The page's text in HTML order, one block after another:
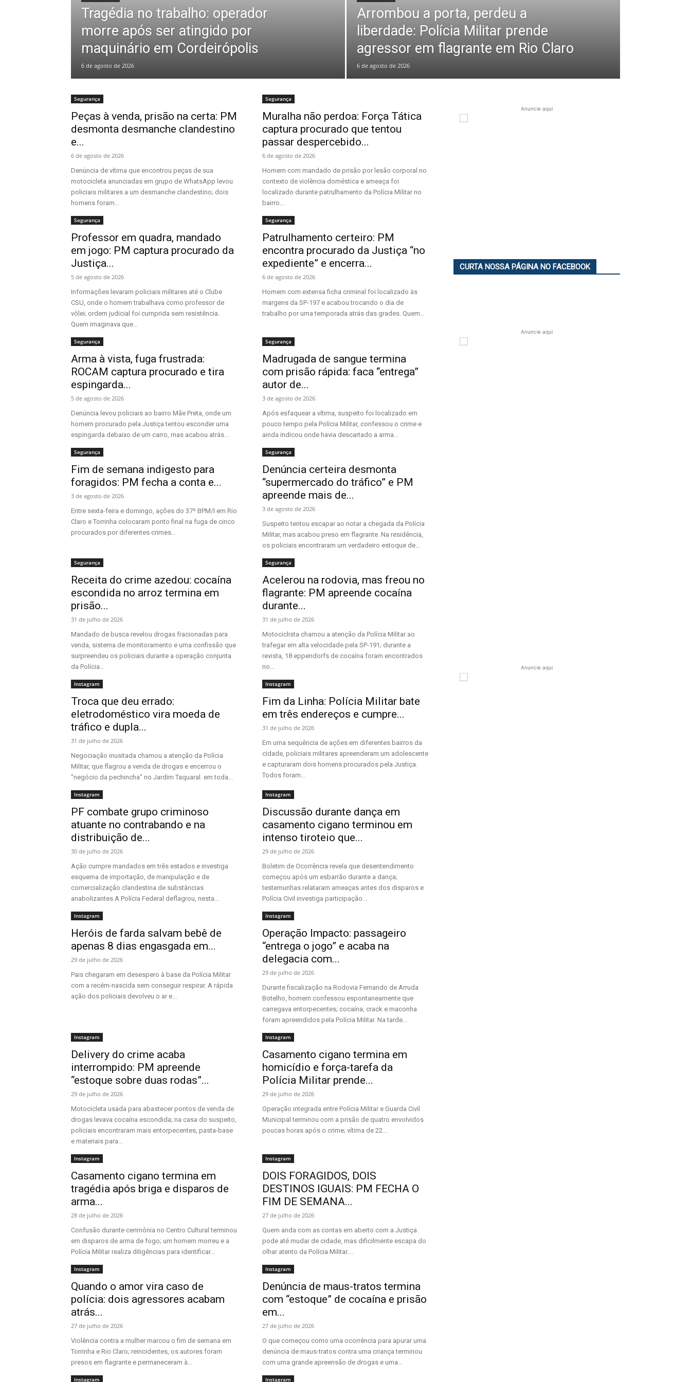
Tragédia no trabalho: operador
morre após ser atingido por
maquinário em Cordeirópolis
6 de agosto de 2026
Arrombou a porta, perdeu a
liberdade: Polícia Militar prende
agressor em flagrante em Rio Claro
6 de agosto de 2026
Segurança
Peças à venda, prisão na certa: PM
desmonta desmanche clandestino
e...
6 de agosto de 2026
Denúncia de vítima que encontrou peças de sua
motocicleta anunciadas em grupo de WhatsApp levou
policiais militares a um desmanche clandestino; dois
homens foram...
Segurança
Muralha não perdoa: Força Tática
captura procurado que tentou
passar despercebido...
6 de agosto de 2026
Homem com mandado de prisão por lesão corporal no
contexto de violência doméstica e ameaça foi
localizado durante patrulhamento da Polícia Militar no
bairro...
Segurança
Professor em quadra, mandado
em jogo: PM captura procurado da
Justiça...
5 de agosto de 2026
Informações levaram policiais militares até o Clube
CSU, onde o homem trabalhava como professor de
vôlei; ordem judicial foi cumprida sem resistência.
Quem imaginava que...
Segurança
Patrulhamento certeiro: PM
encontra procurado da Justiça “no
expediente” e encerra...
6 de agosto de 2026
Homem com extensa ficha criminal foi localizado às
margens da SP-197 e acabou trocando o dia de
trabalho por uma temporada atrás das grades. Quem...
Segurança
Arma à vista, fuga frustrada:
ROCAM captura procurado e tira
espingarda...
5 de agosto de 2026
Denúncia levou policiais ao bairro Mãe Preta, onde um
homem procurado pela Justiça tentou esconder uma
espingarda debaixo de um carro, mas acabou atrás...
Segurança
Madrugada de sangue termina
com prisão rápida: faca “entrega”
autor de...
3 de agosto de 2026
Após esfaquear a vítima, suspeito foi localizado em
pouco tempo pela Polícia Militar, confessou o crime e
ainda indicou onde havia descartado a arma...
Segurança
Fim de semana indigesto para
foragidos: PM fecha a conta e...
3 de agosto de 2026
Entre sexta-feira e domingo, ações do 37º BPM/I em Rio
Claro e Torrinha colocaram ponto final na fuga de cinco
procurados por diferentes crimes...
Segurança
Denúncia certeira desmonta
“supermercado do tráfico” e PM
apreende mais de...
3 de agosto de 2026
Suspeito tentou escapar ao notar a chegada da Polícia
Militar, mas acabou preso em flagrante. Na residência,
os policiais encontraram um verdadeiro estoque de...
Segurança
Receita do crime azedou: cocaína
escondida no arroz termina em
prisão...
31 de julho de 2026
Mandado de busca revelou drogas fracionadas para
venda, sistema de monitoramento e uma confissão que
surpreendeu os policiais durante a operação conjunta
da Polícia...
Segurança
Acelerou na rodovia, mas freou no
flagrante: PM apreende cocaína
durante...
31 de julho de 2026
Motociclista chamou a atenção da Polícia Militar ao
trafegar em alta velocidade pela SP-191; durante a
revista, 18 eppendorfs de cocaína foram encontrados
no...
Instagram
Troca que deu errado:
eletrodoméstico vira moeda de
tráfico e dupla...
31 de julho de 2026
Negociação inusitada chamou a atenção da Polícia
Militar, que flagrou a venda de drogas e encerrou o
"negócio da pechincha" no Jardim Taquaral. em toda...
Instagram
Fim da Linha: Polícia Militar bate
em três endereços e cumpre...
31 de julho de 2026
Em uma sequência de ações em diferentes bairros da
cidade, policiais militares apreenderam um adolescente
e capturaram dois homens procurados pela Justiça.
Todos foram...
Instagram
PF combate grupo criminoso
atuante no contrabando e na
distribuição de...
30 de julho de 2026
Ação cumpre mandados em três estados e investiga
esquema de importação, de manipulação e de
comercialização clandestina de substâncias
anabolizantes A Polícia Federal deflagrou, nesta...
Instagram
Discussão durante dança em
casamento cigano terminou em
intenso tiroteio que...
29 de julho de 2026
Boletim de Ocorrência revela que desentendimento
começou após um esbarrão durante a dança;
testemunhas relataram ameaças antes dos disparos e
Polícia Civil investiga participação...
Instagram
Heróis de farda salvam bebê de
apenas 8 dias engasgada em...
29 de julho de 2026
Pais chegaram em desespero à base da Polícia Militar
com a recém-nascida sem conseguir respirar. A rápida
ação dos policiais devolveu o ar e...
Instagram
Operação Impacto: passageiro
“entrega o jogo” e acaba na
delegacia com...
29 de julho de 2026
Durante fiscalização na Rodovia Fernando de Arruda
Botelho, homem confessou espontaneamente que
carregava entorpecentes; cocaína, crack e maconha
foram apreendidos pela Polícia Militar. Na tarde...
Instagram
Delivery do crime acaba
interrompido: PM apreende
“estoque sobre duas rodas”...
29 de julho de 2026
Motocicleta usada para abastecer pontos de venda de
drogas levava cocaína escondida; na casa do suspeito,
policiais encontraram mais entorpecentes, pasta-base
e materiais para...
Instagram
Casamento cigano termina em
homicídio e força-tarefa da
Polícia Militar prende...
29 de julho de 2026
Operação integrada entre Polícia Militar e Guarda Civil
Municipal terminou com a prisão de quatro envolvidos
poucas horas após o crime; vítima de 22...
Instagram
Casamento cigano termina em
tragédia após briga e disparos de
arma...
28 de julho de 2026
Confusão durante cerimônia no Centro Cultural terminou
em disparos de arma de fogo; um homem morreu e a
Polícia Militar realiza diligências para identificar...
Instagram
DOIS FORAGIDOS, DOIS
DESTINOS IGUAIS: PM FECHA O
FIM DE SEMANA...
27 de julho de 2026
Quem anda com as contas em aberto com a Justiça
pode até mudar de cidade, mas dificilmente escapa do
olhar atento da Polícia Militar....
Instagram
Quando o amor vira caso de
polícia: dois agressores acabam
atrás...
27 de julho de 2026
Violência contra a mulher marcou o fim de semana em
Torrinha e Rio Claro; reincidentes, os autores foram
presos em flagrante e permaneceram à...
Instagram
Denúncia de maus-tratos termina
com “estoque” de cocaína e prisão
em...
27 de julho de 2026
O que começou como uma ocorrência para apurar uma
denúncia de maus-tratos contra uma criança terminou
com uma grande apreensão de drogas e uma...
Instagram Instagram
Anuncie aqui
CURTA NOSSA PÁGINA NO FACEBOOK
Anuncie aqui
Anuncie aqui